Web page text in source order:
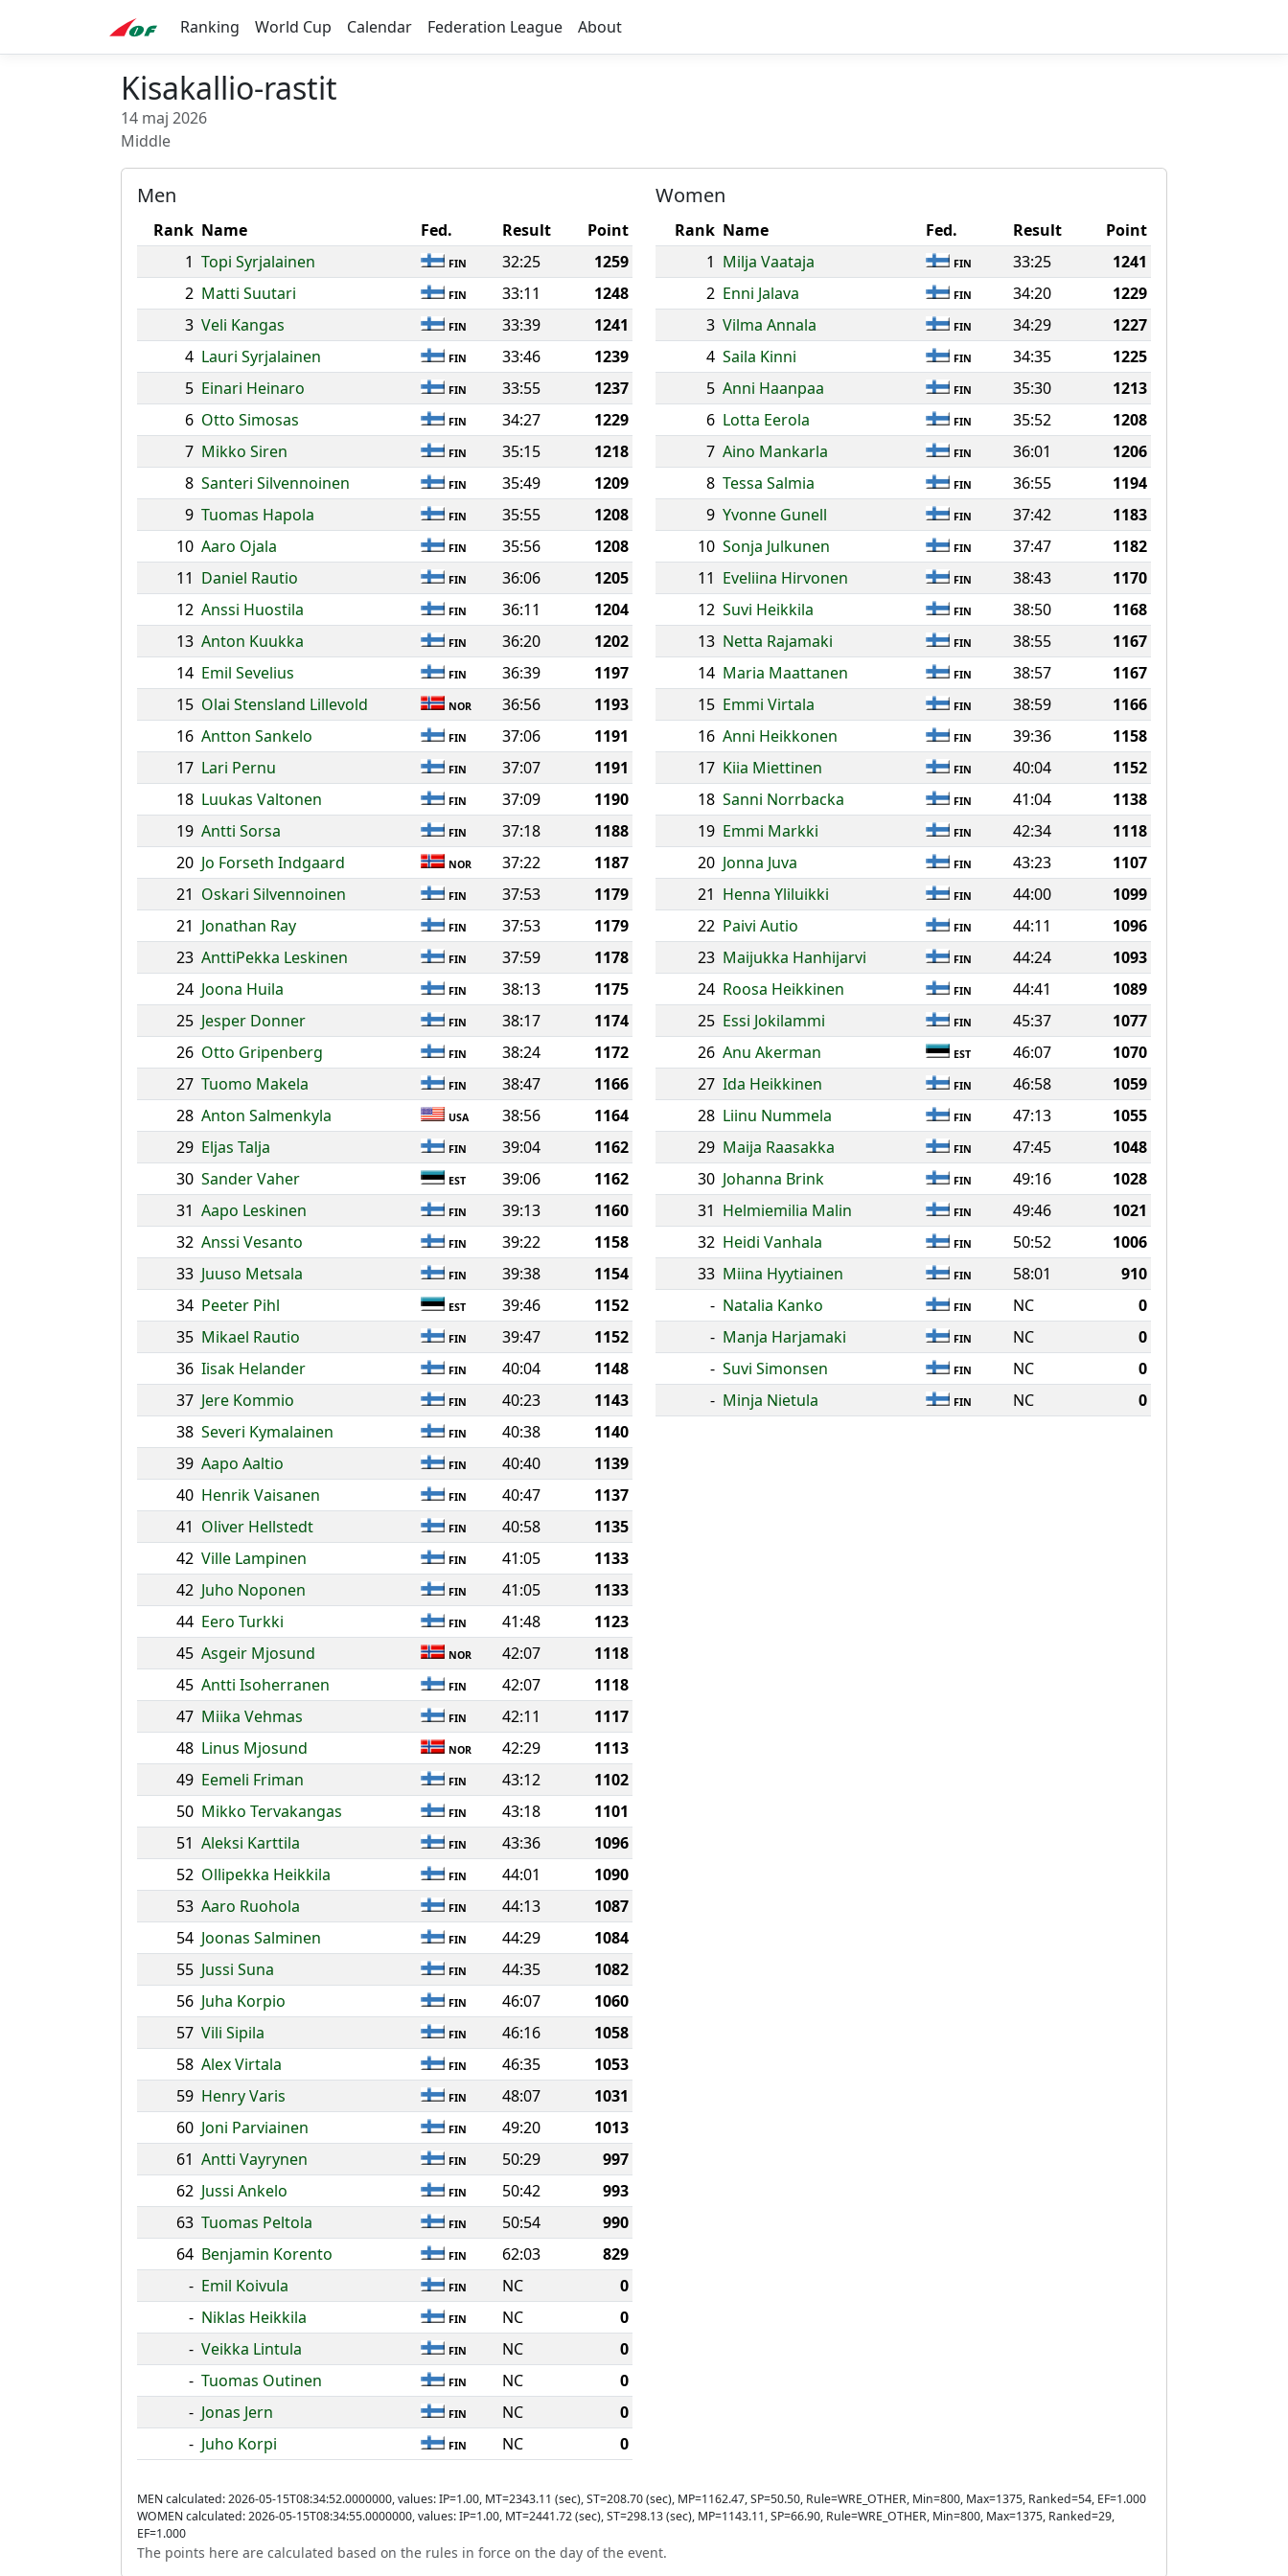
Ranking World Cup Calendar Federation League About
Kisakallio-rastit
14 maj 2026
Middle
Men
Rank Name Fed. Result
Point
1 Topi Syrjalainen FIN 32:25
1259
2 Matti Suutari FIN 33:11
1248
3 Veli Kangas FIN 33:39
1241
4 Lauri Syrjalainen FIN 33:46
1239
5 Einari Heinaro FIN 33:55
1237
6 Otto Simosas FIN 34:27
1229
7 Mikko Siren FIN 35:15
1218
8 Santeri Silvennoinen FIN 35:49
1209
9 Tuomas Hapola FIN 35:55
1208
10 Aaro Ojala FIN 35:56
1208
11 Daniel Rautio FIN 36:06
1205
12 Anssi Huostila FIN 36:11
1204
13 Anton Kuukka FIN 36:20
1202
14 Emil Sevelius FIN 36:39
1197
15 Olai Stensland Lillevold NOR 36:56
1193
16 Antton Sankelo FIN 37:06
1191
17 Lari Pernu FIN 37:07
1191
18 Luukas Valtonen FIN 37:09
1190
19 Antti Sorsa FIN 37:18
1188
20 Jo Forseth Indgaard NOR 37:22
1187
21 Oskari Silvennoinen FIN 37:53
1179
21 Jonathan Ray FIN 37:53
1179
23 AnttiPekka Leskinen FIN 37:59
1178
24 Joona Huila FIN 38:13
1175
25 Jesper Donner FIN 38:17
1174
26 Otto Gripenberg FIN 38:24
1172
27 Tuomo Makela FIN 38:47
1166
28 Anton Salmenkyla USA 38:56
1164
29 Eljas Talja FIN 39:04
1162
30 Sander Vaher EST 39:06
1162
31 Aapo Leskinen FIN 39:13
1160
32 Anssi Vesanto FIN 39:22
1158
33 Juuso Metsala FIN 39:38
1154
34 Peeter Pihl EST 39:46
1152
35 Mikael Rautio FIN 39:47
1152
36 Iisak Helander FIN 40:04
1148
37 Jere Kommio FIN 40:23
1143
38 Severi Kymalainen FIN 40:38
1140
39 Aapo Aaltio FIN 40:40
1139
40 Henrik Vaisanen FIN 40:47
1137
41 Oliver Hellstedt FIN 40:58
1135
42 Ville Lampinen FIN 41:05
1133
42 Juho Noponen FIN 41:05
1133
44 Eero Turkki FIN 41:48
1123
45 Asgeir Mjosund NOR 42:07
1118
45 Antti Isoherranen FIN 42:07
1118
47 Miika Vehmas FIN 42:11
1117
48 Linus Mjosund NOR 42:29
1113
49 Eemeli Friman FIN 43:12
1102
50 Mikko Tervakangas FIN 43:18
1101
51 Aleksi Karttila FIN 43:36
1096
52 Ollipekka Heikkila FIN 44:01
1090
53 Aaro Ruohola FIN 44:13
1087
54 Joonas Salminen FIN 44:29
1084
55 Jussi Suna FIN 44:35
1082
56 Juha Korpio FIN 46:07
1060
57 Vili Sipila FIN 46:16
1058
58 Alex Virtala FIN 46:35
1053
59 Henry Varis FIN 48:07
1031
60 Joni Parviainen FIN 49:20
1013
61 Antti Vayrynen FIN 50:29
997
62 Jussi Ankelo FIN 50:42
993
63 Tuomas Peltola FIN 50:54
990
64 Benjamin Korento FIN 62:03
829
- Emil Koivula FIN NC
0
- Niklas Heikkila FIN NC
0
- Veikka Lintula FIN NC
0
- Tuomas Outinen FIN NC
0
- Jonas Jern FIN NC
0
- Juho Korpi FIN NC 0
Women
Rank Name Fed. Result
Point
1 Milja Vaataja FIN 33:25
1241
2 Enni Jalava FIN 34:20
1229
3 Vilma Annala FIN 34:29
1227
4 Saila Kinni FIN 34:35
1225
5 Anni Haanpaa FIN 35:30
1213
6 Lotta Eerola FIN 35:52
1208
7 Aino Mankarla FIN 36:01
1206
8 Tessa Salmia FIN 36:55
1194
9 Yvonne Gunell FIN 37:42
1183
10 Sonja Julkunen FIN 37:47
1182
11 Eveliina Hirvonen FIN 38:43
1170
12 Suvi Heikkila FIN 38:50
1168
13 Netta Rajamaki FIN 38:55
1167
14 Maria Maattanen FIN 38:57
1167
15 Emmi Virtala FIN 38:59
1166
16 Anni Heikkonen FIN 39:36
1158
17 Kiia Miettinen FIN 40:04
1152
18 Sanni Norrbacka FIN 41:04
1138
19 Emmi Markki FIN 42:34
1118
20 Jonna Juva FIN 43:23
1107
21 Henna Yliluikki FIN 44:00
1099
22 Paivi Autio FIN 44:11
1096
23 Maijukka Hanhijarvi FIN 44:24
1093
24 Roosa Heikkinen FIN 44:41
1089
25 Essi Jokilammi FIN 45:37
1077
26 Anu Akerman EST 46:07
1070
27 Ida Heikkinen FIN 46:58
1059
28 Liinu Nummela FIN 47:13
1055
29 Maija Raasakka FIN 47:45
1048
30 Johanna Brink FIN 49:16
1028
31 Helmiemilia Malin FIN 49:46
1021
32 Heidi Vanhala FIN 50:52
1006
33 Miina Hyytiainen FIN 58:01
910
- Natalia Kanko FIN NC
0
- Manja Harjamaki FIN NC
0
- Suvi Simonsen FIN NC
0
- Minja Nietula FIN NC 0
MEN calculated: 2026-05-15T08:34:52.0000000, values: IP=1.00, MT=2343.11 (sec), ST=208.70 (sec), MP=1162.47, SP=50.50, Rule=WRE_OTHER, Min=800, Max=1375, Ranked=54, EF=1.000
WOMEN calculated: 2026-05-15T08:34:55.0000000, values: IP=1.00, MT=2441.72 (sec), ST=298.13 (sec), MP=1143.11, SP=66.90, Rule=WRE_OTHER, Min=800, Max=1375, Ranked=29,
EF=1.000
The points here are calculated based on the rules in force on the day of the event.